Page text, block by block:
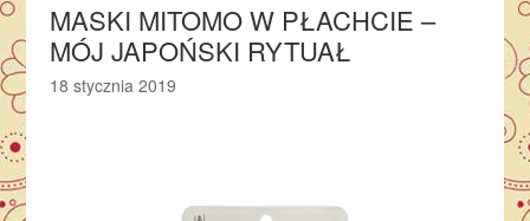
MASKI MITOMO W PŁACHCIE –
MÓJ JAPOŃSKI RYTUAŁ
18 stycznia 2019